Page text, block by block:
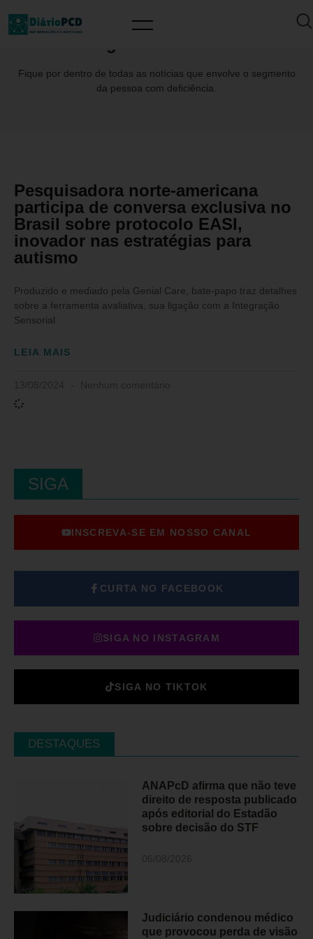
Fique por dentro de todas as notícias que envolve o segmento
da pessoa com deficiência.
Pesquisadora norte-americana
participa de conversa exclusiva no
Brasil sobre protocolo EASI,
inovador nas estratégias para
autismo
Produzido e mediado pela Genial Care, bate-papo traz detalhes
sobre a ferramenta avaliativa, sua ligação com a Integração
Sensorial
LEIA MAIS
SIGA
INSCREVA-SE EM NOSSO CANAL
CURTA NO FACEBOOK
SIGA NO INSTAGRAM
SIGA NO TIKTOK
DESTAQUES
ANAPcD afirma que não teve
direito de resposta publicado
após editorial do Estadão
sobre decisão do STF
Judiciário condenou médico
que provocou perda de visão